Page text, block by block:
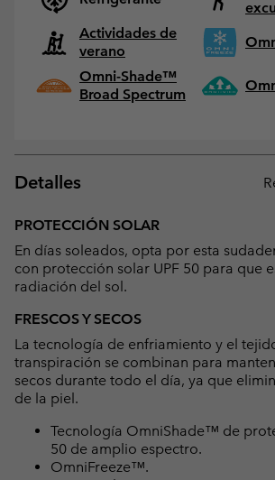
Actividades de
verano
Omni-Shade™
Broad Spectrum
Detalles
PROTECCIÓN SOLAR
En días soleados, opta por esta
con protección solar UPF 50 para que
radiación del sol.
FRESCOS Y SECOS
La tecnología de enfriamiento y el
transpiración se combinan para
secos durante todo el día, ya que
de la piel.
Tecnología OmniShade™ de
50 de amplio espectro.
OmniFreeze™.